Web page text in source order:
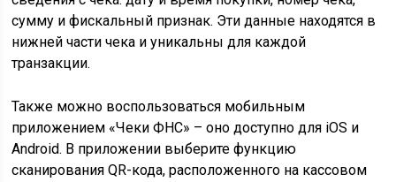
сумму и фискальный признак. Эти данные находятся в
нижней части чека и уникальны для каждой
транзакции.
Также можно воспользоваться мобильным
приложением «Чеки ФНС» – оно доступно для iOS и
Android. В приложении выберите функцию
сканирования QR-кода, расположенного на кассовом